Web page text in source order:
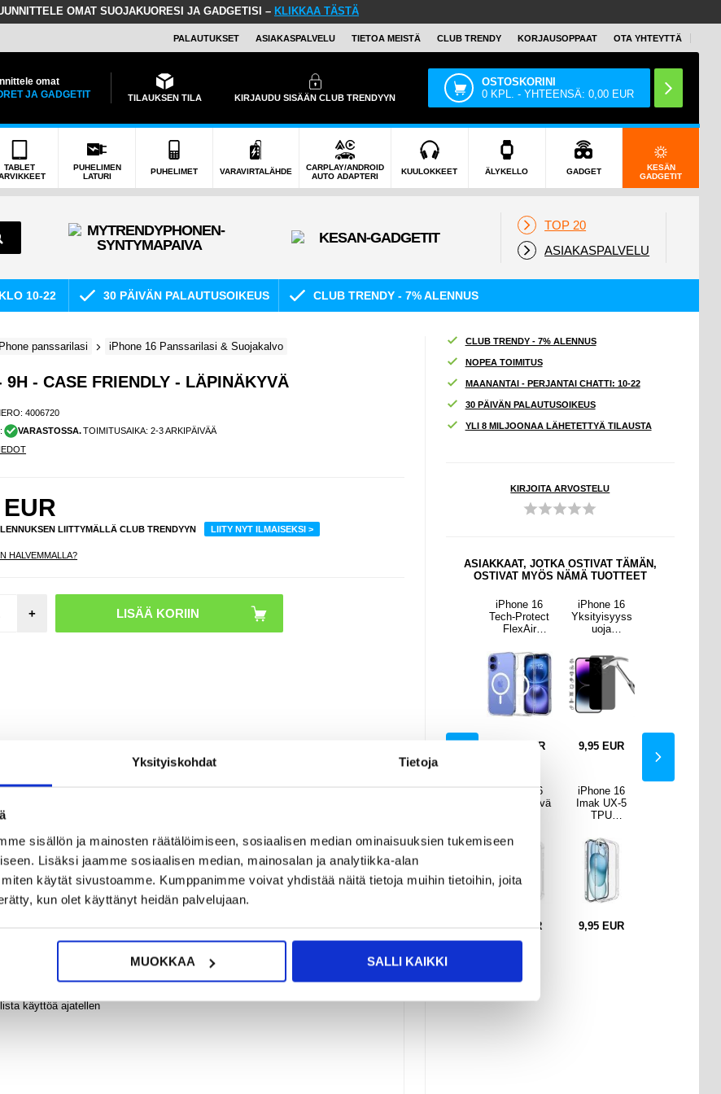
Yksityiskohdat Tietoja
sisällön ja mainosten räätälöimiseen, sosiaalisen median ominaisuuksien tukemiseen
Lisäksi jaamme sosiaalisen median, mainosalan ja analytiikka-alan
käytät sivustoamme. Kumppanimme voivat yhdistää näitä tietoja muihin tietoihin, joita
kun olet käyttänyt heidän palvelujaan.
MUOKKAA SALLI KAIKKI
OMAT SUOJAKUORESI JA GADGETISI – KLIKKAA TÄSTÄ
PALAUTUKSET ASIAKASPALVELU TIETOA MEISTÄ CLUB TRENDY KORJAUSOPPAAT OTA YHTEYTTÄ
omat
JA GADGETIT
TILAUKSEN TILA KIRJAUDU SISÄÄN CLUB TRENDYYN
OSTOSKORINI
0 KPL. - YHTEENSÄ:0,00 EUR
TABLET
PUHELIMEN
LATURI
PUHELIMET VARAVIRTALÄHDE
CARPLAY/ANDROID
AUTO ADAPTERI
KUULOKKEET ÄLYKELLO GADGET
KESÄN
GADGETIT
TOP 20
ASIAKASPALVELU
10-22 30 PÄIVÄN PALAUTUSOIKEUS CLUB TRENDY - 7% ALENNUS
panssarilasi iPhone 16 Panssarilasi & Suojakalvo
- CASE FRIENDLY - LÄPINÄKYVÄ
4006720
VARASTOSSA.TOIMITUSAIKA: 2-3 ARKIPÄIVÄÄ
EUR
LIITTYMÄLLÄ CLUB TRENDYYN LIITY NYT ILMAISEKSI >
HALVEMMALLA?
+
särkymätön Panssarilasi on valmistettu korkealaatuisesta karkaistusta
iPhone 16:n erittäin ohut näytönsuoja on täysin läpinäkyvä eikä
öljyjä, likaa ja sormenjälkiä.
käyttöä ajatellen
CLUB TRENDY - 7% ALENNUS
NOPEA TOIMITUS
MAANANTAI - PERJANTAI CHATTI: 10-22
30 PÄIVÄN PALAUTUSOIKEUS
YLI 8 MILJOONAA LÄHETETTYÄ TILAUSTA
KIRJOITA ARVOSTELU
ASIAKKAAT, JOTKA OSTIVAT TÄMÄN,
OSTIVAT MYÖS NÄMÄ TUOTTEET
Läpinäkyvä
n
iPhone 16
Tech-Protect
FlexAir
TPU-kotelo -
Kirkas
EUR
iPhone 16
Iskunkestävä
Läpinäkyvä
EUR
iPhone 16
Yksityisyyss
uoja
9H
9,95 EUR
iPhone 16
Imak UX-5
TPU
Läpinäkyvä
9,95 EUR